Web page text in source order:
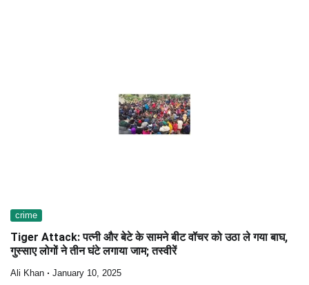
crime
Tiger Attack: पत्नी और बेटे के सामने बीट वॉचर को उठा ले गया बाघ,
गुस्साए लोगों ने तीन घंटे लगाया जाम; तस्वीरें
Ali Khan January 10, 2025